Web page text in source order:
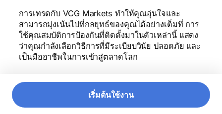
การเทรดกับ VCG Markets ทำให้คุณอุ่นใจและ
สามารถมุ่งเน้นไปที่กลยุทธ์ของคุณได้อย่างเต็มที่ การ
ใช้คุณสมบัติการป้องกันที่ติดตั้งมาในตัวเหล่านี้ แสดง
ว่าคุณกำลังเลือกวิธีการที่มีระเบียบวินัย ปลอดภัย และ
เป็นมืออาชีพในการเข้าสู่ตลาดโลก
เริ่มต้นใช้งาน